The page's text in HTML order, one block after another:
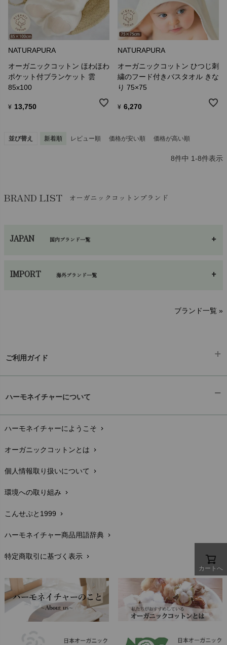
NATURAPURA
オーガニックコットン ほわほわ
ポケット付ブランケット 雲
85x100
¥ 13,750
NATURAPURA
オーガニックコットン ひつじ刺
繍のフード付きバスタオル きな
り 75×75
¥ 6,270
並び替え 新着順 レビュー順 価格が安い順 価格が高い順
8件中 1-8件表示
BRAND LIST オーガニックコットンブランド
JAPAN 国内ブランド一覧
生活アートクラブ
nanadecor（ナナデェコール）
ぬくぐるみ工房
Haruulala（ハルウララ）
Pantyliners Organics（パンティライナーズ）
plantia（プランティア）
PRISTINE（プリスティン）
IMPORT海外ブランド一覧
kidscase（キッズケース）
LITTLE INDIANS（リトルインディアンズ）
maggies（マギーズ）
MAINIO（マイニオ）
MAUD N LIL（モード・ン・リル）
maxomorra（マクソモーラ）
Molo（モロ）
My Little Cozmo（マイリトルコズモ）
NATURAPURA（ナチュラプラ）
Nukleus（ニュクレス）
ブランド一覧 »
カートへ
ご利用ガイド
配送と送料chevron_right
在庫状況と発送予定chevron_right
サイズ・寸法chevron_right
生地・素材chevron_right
お手入れについて
レビューを書こうchevron_right
返品交換chevron_right
FAXでのご注文
お問い合わせchevron_right
ハーモネイチャーについて
ハーモネイチャーにようこそ chevron_right
オーガニックコットンとは chevron_right
個人情報取り扱いについて chevron_right
環境への取り組み chevron_right
こんせぷと1999 chevron_right
ハーモネイチャー商品用語辞典 chevron_right
特定商取引に基づく表示 chevron_right